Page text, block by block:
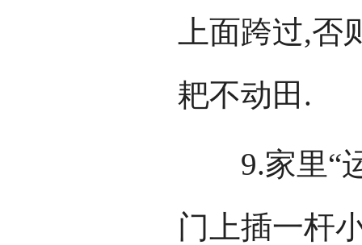
上面跨过,
耙不动田.
9.家里“运
门上插一杆